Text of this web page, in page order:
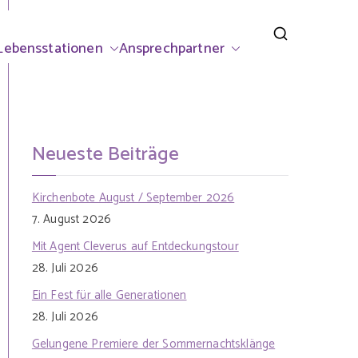
Ansprechpartner
Neueste Beiträge
Kirchenbote August / September 2026
7. August 2026
Mit Agent Cleverus auf Entdeckungstour
28. Juli 2026
Ein Fest für alle Generationen
28. Juli 2026
Gelungene Premiere der Sommernachtsklänge